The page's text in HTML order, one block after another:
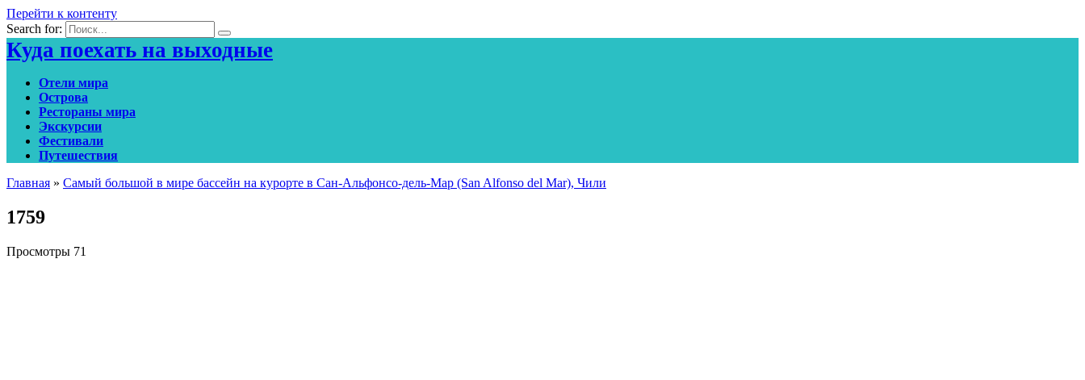
Перейти к контенту
Search for:
Куда поехать на выходные
Отели мира
Острова
Рестораны мира
Экскурсии
Фестивали
Путешествия
Главная » Самый большой в мире бассейн на курорте в Сан-Альфонсо-дель-Мар (San Alfonso del Mar), Чили
1759
Просмотры 71